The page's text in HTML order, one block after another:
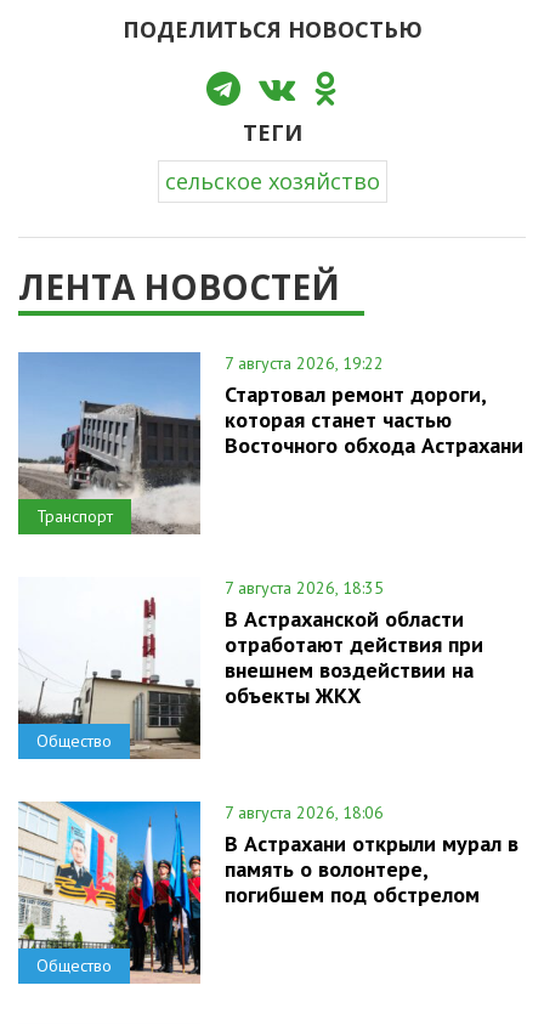
ПОДЕЛИТЬСЯ НОВОСТЬЮ
ТЕГИ
сельское хозяйство
ЛЕНТА НОВОСТЕЙ
Транспорт
7 августа 2026, 19:22
Стартовал ремонт дороги,
которая станет частью
Восточного обхода Астрахани
Общество
7 августа 2026, 18:35
В Астраханской области
отработают действия при
внешнем воздействии на
объекты ЖКХ
Общество
7 августа 2026, 18:06
В Астрахани открыли мурал в
память о волонтере,
погибшем под обстрелом